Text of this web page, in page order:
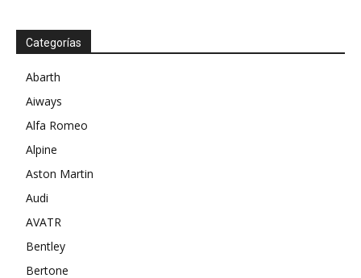
Categorías
Abarth
Aiways
Alfa Romeo
Alpine
Aston Martin
Audi
AVATR
Bentley
Bertone